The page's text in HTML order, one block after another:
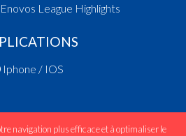
League Highlights
Iphone / IOS
navigation plus efficace et à optimaliser le